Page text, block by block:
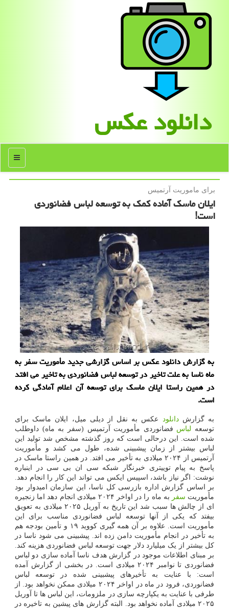
دانلود عكس
منو
برای ماموریت آرتمیس
ایلان ماسک آماده کمک به توسعه لباس فضانوردی
است!
به گزارش دانلود عکس بر اساس گزارشی جدید مأموریت سفر به
ماه ناسا به علت تاخیر در توسعه لباس فضانوردی به تاخیر می افتد
در همین راستا ایلان ماسک برای توسعه آن اعلام آمادگی کرده
است.
به گزارشدانلود
عکس به نقل از دیلی میل، ایلان ماسک برای
توسعه لباس فضانوردی مأموریت آرتمیس (سفر به ماه) داوطلب
شده است. این درحالی است که روز گذشته مشخص شد تولید این
لباس بیشتر از زمان پیشبینی شده، طول می کشد و مأموریت
آرتمیس از ۲۰۲۴ میلادی به تأخیر می افتد. در همین راستا ماسک در
پاسخ به پیام توییتری خبرنگار شبکه سی ان بی سی در اینباره
نوشت: اگر نیاز باشد، اسپیس ایکس می تواند این کار را انجام دهد.
بر اساس گزارش اداره بازرسی کل ناسا، این سازمان امیدوار بود
مأموریت سفر
به ماه را در اواخر ۲۰۲۴ میلادی انجام دهد اما زنجیره
ای از چالش ها سبب شد این تاریخ به آوریل ۲۰۲۵ میلادی به تعویق
بیفتد که یکی از آنها توسعه لباس فضانوردی مناسب برای این
مأموریت است. علاوه بر آن همه گیری کووید ۱۹ و تأمین بودجه هم
به تأخیر در انجام مأموریت دامن زده اند. پیشبینی می شود ناسا در
کل بیشتر از یک میلیارد دلار جهت توسعه لباس فضانوردی هزینه کند.
بر مبنای اطلاعات موجود در گزارش هدف ناسا آماده سازی دو لباس
فضانوردی تا نوامبر ۲۰۲۴ میلادی است. در بخشی از گزارش آمده
است: با عنایت به تأخیرهای پیشبینی شده در توسعه لباس
فضانوردی، فرود در ماه در اواخر ۲۰۲۴ میلادی ممکن نخواهد بود. از
طرفی با عنایت به یکپارچه سازی در ملزومات، این لباس ها تا آوریل
۲۰۲۵ میلادی آماده نخواهد بود. البته گزارش های پیشین به تاخیره در